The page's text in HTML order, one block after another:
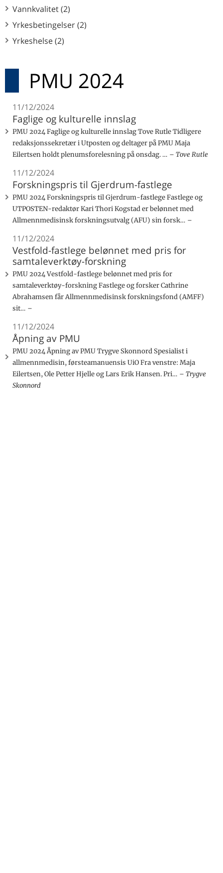
Vannkvalitet (2)
Yrkesbetingelser (2)
Yrkeshelse (2)
PMU 2024
11/12/2024
Faglige og kulturelle innslag
PMU 2024 Faglige og kulturelle innslag Tove Rutle Tidligere
redaksjonssekretær i Utposten og deltager på PMU Maja
Eilertsen holdt plenumsforelesning på onsdag. …
Tove Rutle
11/12/2024
Forskningspris til Gjerdrum-fastlege
PMU 2024 Forskningspris til Gjerdrum-fastlege Fastlege og
UTPOSTEN-redaktør Kari Thori Kogstad er belønnet med
Allmennmedisinsk forskningsutvalg (AFU) sin forsk…
11/12/2024
Vestfold-fastlege belønnet med pris for
samtaleverktøy-forskning
PMU 2024 Vestfold-fastlege belønnet med pris for
samtaleverktøy-forskning Fastlege og forsker Cathrine
Abrahamsen får Allmennmedisinsk forskningsfond (AMFF)
sit…
11/12/2024
Åpning av PMU
PMU 2024 Åpning av PMU Trygve Skonnord Spesialist i
allmennmedisin, førsteamanuensis UiO Fra venstre: Maja
Eilertsen, Ole Petter Hjelle og Lars Erik Hansen. Pri…
Trygve
Skonnord